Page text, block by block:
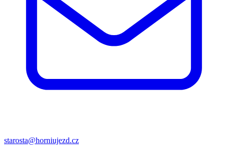
starosta@horniujezd.cz